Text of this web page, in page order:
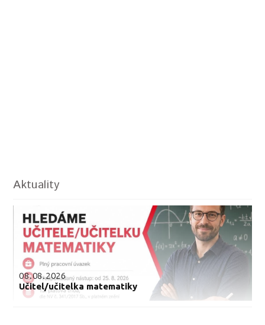
Aktuality
08.08.2026
Učitel/učitelka matematiky